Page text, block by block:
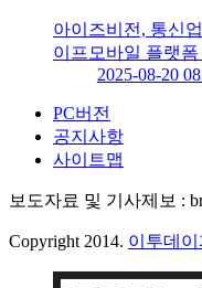
아이즈비전, 통신
이프모바일 플랫
2025-08-20
PC버전
공지사항
사이트맵
보도자료 및 기사제보 :
Copyright 2014. 이투데이